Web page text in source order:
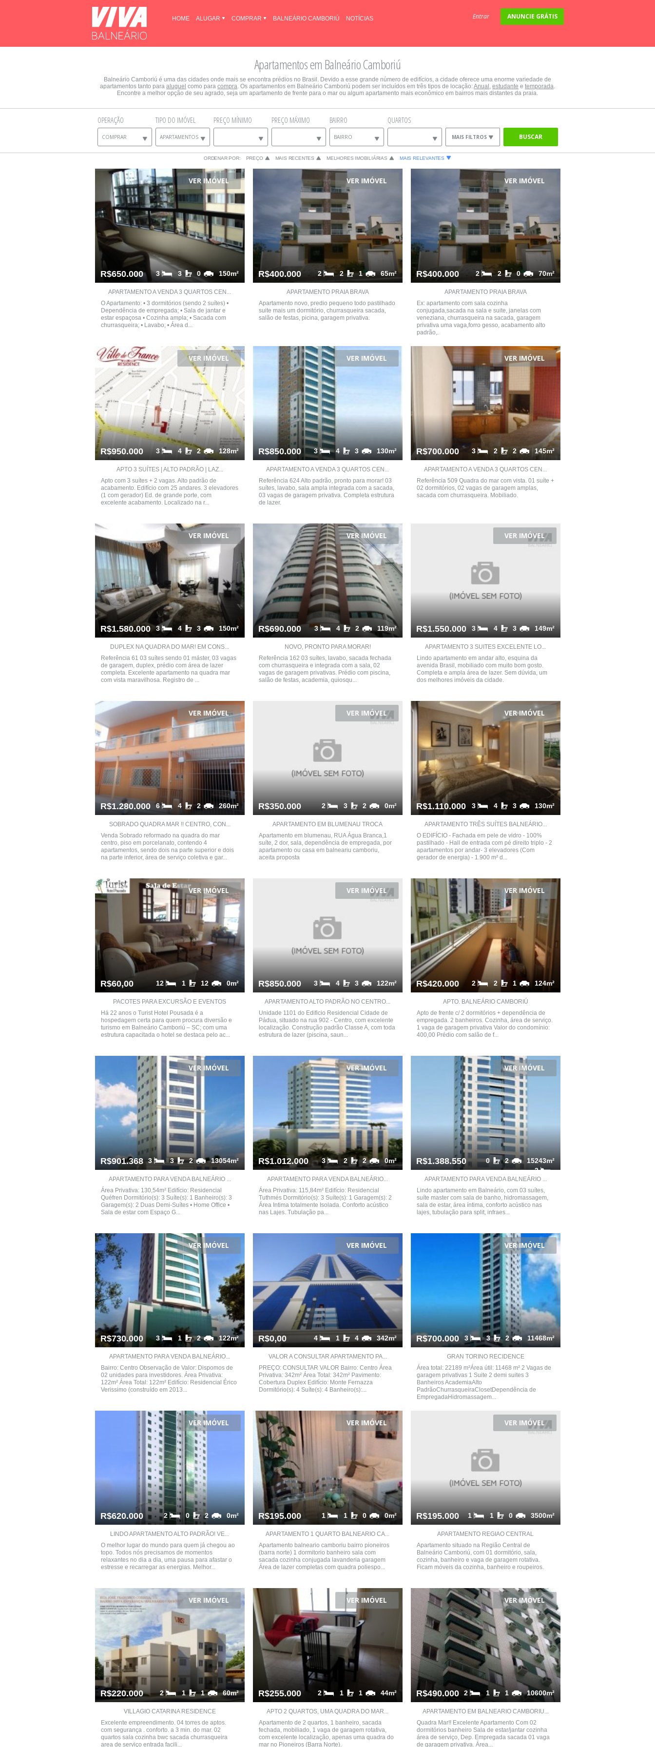
HOME ALUGAR COMPRAR BALNEÁRIO CAMBORIÚ NOTÍCIAS Entrar ANUNCIE GRÁTIS
Apartamentos em Balneário Camboriú
Balneário Camboriú é uma das cidades onde mais se encontra prédios no Brasil. Devido a esse grande número de edifícios, a cidade oferece uma enorme variedade de
apartamentos tanto para aluguel como para compra. Os apartamentos em Balneário Camboriú podem ser incluídos em três tipos de locação:Anual , estudante e temporada.
Encontre a melhor opção de seu agrado, seja um apartamento de frente para o mar ou algum apartamento mais econômico em bairros mais distantes da praia.
OPERAÇÃO
COMPRAR
TIPO DO IMÓVEL
APARTAMENTOS
PREÇO MÍNIMO PREÇO MÁXIMO BAIRRO
BAIRRO
QUARTOS
MAIS FILTROS BUSCAR
ORDENAR POR: PREÇO MAIS RECENTES MELHORES IMOBILIÁRIAS MAIS RELEVANTES
VER IMÓVEL
R$650.000 150m²
0
3
3
APARTAMENTO A VENDA 3 QUARTOS CEN...
O Apartamento: • 3 dormitórios (sendo 2 suítes) •
Dependência de empregada; • Sala de jantar e
estar espaçosa • Cozinha ampla; • Sacada com
churrasqueira; • Lavabo; • Área d...
VER IMÓVEL
R$400.000 65m²
1
2
2
APARTAMENTO PRAIA BRAVA
Apartamento novo, predio pequeno todo pastilhado
suite mais um dormitório, churrasqueira sacada,
salão de festas, picina, garagem privativa.
VER IMÓVEL
R$400.000 70m²
0
2
2
APARTAMENTO PRAIA BRAVA
Ex: apartamento com sala cozinha
conjugada,sacada na sala e suite, janelas com
veneziana, churrasqueira na sacada, garagem
privativa uma vaga,forro gesso, acabamento alto
padrão,.
VER IMÓVEL
R$950.000 128m²
2
4
3
APTO 3 SUÍTES | ALTO PADRÃO | LAZ...
Apto com 3 suítes + 2 vagas. Alto padrão de
acabamento. Edifício com 25 andares. 3 elevadores
(1 com gerador) Ed. de grande porte, com
excelente acabamento. Localizado na r...
VER IMÓVEL
R$850.000 130m²
3
4
3
APARTAMENTO A VENDA 3 QUARTOS CEN...
Referência 624 Alto padrão, pronto para morar! 03
suítes, lavabo, sala ampla integrada com a sacada,
03 vagas de garagem privativa. Completa estrutura
de lazer.
VER IMÓVEL
R$700.000 145m²
2
2
3
APARTAMENTO A VENDA 3 QUARTOS CEN...
Referência 509 Quadra do mar com vista. 01 suíte +
02 dormitórios, 02 vagas de garagem amplas,
sacada com churrasqueira. Mobiliado.
VER IMÓVEL
R$1.580.000 150m²
3
4
3
DUPLEX NA QUADRA DO MAR! EM CONS...
Referência 61 03 suítes sendo 01 máster, 03 vagas
de garagem, duplex, prédio com área de lazer
completa. Excelente apartamento na quadra mar
com vista maravilhosa. Registro de ...
VER IMÓVEL
R$690.000 119m²
2
4
3
NOVO, PRONTO PARA MORAR!
Referência 162 03 suítes, lavabo, sacada fechada
com churrasqueira e integrada com a sala, 02
vagas de garagem privativas. Prédio com piscina,
salão de festas, academia, quiosqu...
VER IMÓVEL
R$1.550.000 149m²
3
4
3
APARTAMENTO 3 SUITES EXCELENTE LO...
Lindo apartamento em andar alto, esquina da
avenida Brasil, mobiliado com muito bom gosto.
Completa e ampla área de lazer. Sem dúvida, um
dos melhores imóveis da cidade.
VER IMÓVEL
R$1.280.000 260m²
2
4
6
SOBRADO QUADRA MAR !! CENTRO, CON...
Venda Sobrado reformado na quadra do mar
centro, piso em porcelanato, contendo 4
apartamentos, sendo dois na parte superior e dois
na parte inferior, área de serviço coletiva e gar...
VER IMÓVEL
R$350.000 0m²
2
3
2
APARTAMENTO EM BLUMENAU TROCA
Apartamento em blumenau, RUA Água Branca,1
suíte, 2 dor, sala, dependência de empregada, por
apartamento ou casa em balneariu camboriu,
aceita proposta
VER IMÓVEL
R$1.110.000 130m²
3
4
3
APARTAMENTO TRÊS SUÍTES BALNEÁRIO...
O EDIFÍCIO - Fachada em pele de vidro - 100%
pastilhado - Hall de entrada com pé direito triplo - 2
apartamentos por andar- 3 elevadores (Com
gerador de energia) - 1.900 m² d...
VER IMÓVEL
R$60,00 0m²
12
1
12
PACOTES PARA EXCURSÃO E EVENTOS
Há 22 anos o Turist Hotel Pousada é a
hospedagem certa para quem procura diversão e
turismo em Balneário Camboriú – SC; com uma
estrutura capacitada o hotel se destaca pelo ac...
VER IMÓVEL
R$850.000 122m²
3
4
3
APARTAMENTO ALTO PADRÃO NO CENTRO...
Unidade 1101 do Edificio Residencial Cidade de
Pádua, situado na rua 902 - Centro, com excelente
localização. Construção padrão Classe A, com toda
estrutura de lazer (piscina, saun...
VER IMÓVEL
R$420.000 124m²
1
2
2
APTO. BALNEÁRIO CAMBORIÚ
Apto de frente c/ 2 dormitórios + dependência de
empregada. 2 banheiros. Cozinha, área de serviço.
1 vaga de garagem privativa Valor do condomínio:
400,00 Prédio com salão de f...
VER IMÓVEL
R$901.368 13054m²
2
3
3
APARTAMENTO PARA VENDA BALNEÁRIO ...
Área Privativa: 130,54m² Edifício: Residencial
Quéfren Dormitório(s): 3 Suíte(s): 1 Banheiro(s): 3
Garagem(s): 2 Duas Demi-Suítes • Home Office •
Sala de estar com Espaço G...
VER IMÓVEL
R$1.012.000 0m²
2
2
3
APARTAMENTO PARA VENDA BALNEÁRIO...
Área Privativa: 115,84m² Edifício: Residencial
Tuthmés Dormitório(s): 3 Suíte(s): 1 Garagem(s): 2
Área Intima totalmente Isolada. Conforto acústico
nas Lajes. Tubulação pa...
VER IMÓVEL
R$1.388.550 15243m²
2
0
3
APARTAMENTO PARA VENDA BALNEÁRIO ...
Lindo apartamento em Balneário, com 03 suítes,
suíte master com sala de banho, hidromassagem,
sala de estar, área íntima, conforto acústico nas
lajes, tubulação para split, infraes...
VER IMÓVEL
R$730.000 122m²
2
1
3
APARTAMENTO PARA VENDA BALNEÁRIO...
Bairro: Centro Observação de Valor: Dispomos de
02 unidades para investidores. Área Privativa:
122m² Área Total: 122m² Edifício: Residencial Érico
Verissimo (construído em 2013...
VER IMÓVEL
R$0,00 342m²
4
1
4
VALOR A CONSULTAR APARTAMENTO PA...
PREÇO: CONSULTAR VALOR Bairro: Centro Área
Privativa: 342m² Área Total: 342m² Pavimento:
Cobertura Duplex Edifício: Monte Fernazza
Dormitório(s): 4 Suíte(s): 4 Banheiro(s):...
VER IMÓVEL
R$700.000 11468m²
2
3
3
GRAN TORINO RECIDENCE
Área total: 22189 m²Área útil: 11468 m² 2 Vagas de
garagem privativas 1 Suite 2 demi suites 3
Banheiros AcademiaAlto
PadrãoChurrasqueiraClosetDependência de
EmpregadaHidromassagem...
VER IMÓVEL
R$620.000 0m²
2
0
2
LINDO APARTAMENTO ALTO PADRÃO! VE...
O melhor lugar do mundo para quem já chegou ao
topo. Todos nós precisamos de momentos
relaxantes no dia a dia, uma pausa para afastar o
estresse e recarregar as energias. Melhor...
VER IMÓVEL
R$195.000 0m²
0
1
1
APARTAMENTO 1 QUARTO BALNEARIO CA...
Apartamento balneario camboriu bairro pioneiros
(barra norte) 1 dormitorio banheiro sala com
sacada cozinha conjugada lavanderia garagem
Área de lazer completas com quadra poliespo...
VER IMÓVEL
R$195.000 3500m²
0
1
1
APARTAMENTO REGIAO CENTRAL
Apartamento situado na Região Central de
Balneário Camboriú, com 01 dormitório, sala,
cozinha, banheiro e vaga de garagem rotativa.
Ficam móveis da cozinha, banheiro e roupeiros.
VER IMÓVEL
R$220.000 60m²
1
1
2
VILLAGIO CATARINA RESIDENCE
Excelente empreendimento. 04 torres de aptos.
com segurança . conforto. a 3 min. do mar. 02
quartos sala cozinha bwc sacada churrasqueira
area de serviço entrada facili...
VER IMÓVEL
R$255.000 44m²
1
1
2
APTO 2 QUARTOS, UMA QUADRA DO MAR...
Apartamento de 2 quartos, 1 banheiro, sacada
fechada, mobiliado, 1 vaga de garagem rotativa,
com excelente localização, apenas uma quadra do
mar no Pioneiros (Barra Norte).
VER IMÓVEL
R$490.000 10600m²
1
1
2
APARTAMENTO EM BALNEARIO CAMBORIU...
Quadra Mar!! Excelente Apartamento Com 02
dormitórios banheiro Sala de estar/jantar cozinha
área de serviço, Dep. Empregada sacada 01 vaga
de garagem privativa. Área...